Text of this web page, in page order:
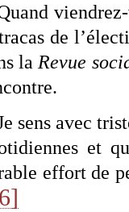
de
la Revue
sens avec
et
effort de